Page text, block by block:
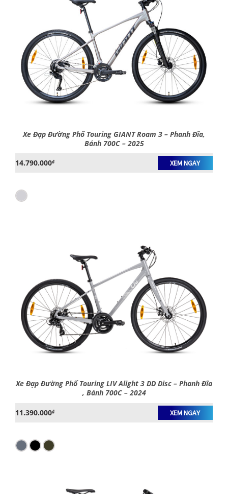
Xe Đạp Đường Phố Touring GIANT Roam 3 – Phanh Đĩa,
Bánh 700C – 2025
14.790.000₫ XEM NGAY
Xe Đạp Đường Phố Touring LIV Alight 3 DD Disc – Phanh Đĩa
, Bánh 700C – 2024
11.390.000₫ XEM NGAY